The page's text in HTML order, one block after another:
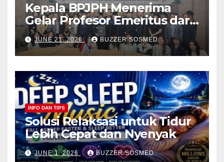
Kepala BPJPH Menerima
Gelar Profesor Emeritus dari
Silla University, Busan Korsel
JUNE 21, 2026 BUZZER SOSMED
INFO DAN TIPS
Solusi Relaksasi untuk Tidur
Lebih Cepat dan Nyenyak
JUNE 1, 2026 BUZZER SOSMED